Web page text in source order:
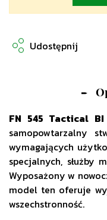
Udostępnij
FN 545 Tactical BI
samopowtarzalny
wymagających
specjalnych, służby
Wyposażony w
model ten oferuje
wszechstronność.